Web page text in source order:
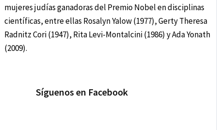
mujeres judías ganadoras del Premio Nobel en disciplinas
científicas, entre ellas Rosalyn Yalow (1977), Gerty Theresa
Radnitz Cori (1947), Rita Levi-Montalcini (1986) y Ada Yonath
(2009).
Síguenos en Facebook